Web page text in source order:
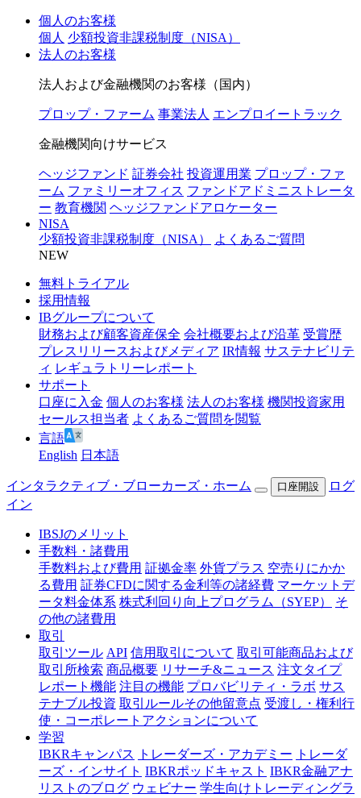
個人のお客様
個人 少額投資非課税制度（NISA）
法人のお客様
法人および金融機関のお客様（国内）
プロップ・ファーム 事業法人 エンプロイートラック
金融機関向けサービス
ヘッジファンド 証券会社 投資運用業 プロップ・ファ
ーム ファミリーオフィス ファンドアドミニストレータ
ー 教育機関 ヘッジファンドアロケーター
NISA
少額投資非課税制度（NISA）
よくあるご質問
NEW
無料トライアル
採用情報
IBグループについて
財務および顧客資産保全 会社概要および沿革 受賞歴
プレスリリースおよびメディア IR情報 サステナビリテ
ィ レギュラトリーレポート
サポート
口座に入金 個人のお客様 法人のお客様 機関投資家用
セールス担当者 よくあるご質問を閲覧
言語
English 日本語
インタラクティブ・ブローカーズ・ホーム 口座開設
ログ
イン
IBSJのメリット
手数料・諸費用
手数料および費用 証拠金率 外貨プラス 空売りにかか
る費用 証券CFDに関する金利等の諸経費 マーケットデ
ータ料金体系 株式利回り向上プログラム（SYEP）
そ
の他の諸費用
取引
取引ツール API 信用取引について 取引可能商品および
取引所検索 商品概要 リサーチ&ニュース 注文タイプ
レポート機能 注目の機能 プロバビリティ・ラボ サス
テナブル投資 取引ルールその他留意点 受渡し・権利行
使・コーポレートアクションについて
学習
IBKRキャンパス
トレーダーズ・アカデミー
トレーダ
ーズ・インサイト IBKRポッドキャスト IBKR金融アナ
リストのブログ ウェビナー 学生向けトレーディングラ